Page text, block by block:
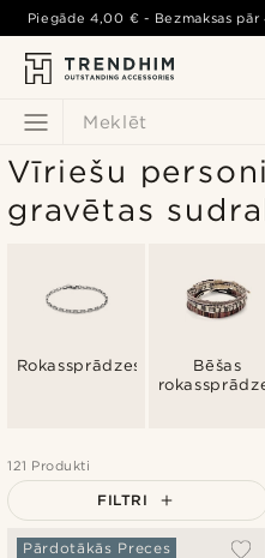
Meklēt
Piegāde4,00 € - Bezmaksas pār
Vīriešu
gravētas
Rokassprādzes
Bēšas
121 Produkti
FILTRI
Pārdotākās Preces